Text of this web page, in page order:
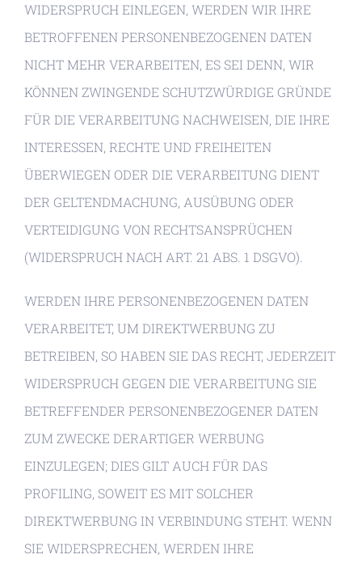
WIDERSPRUCH EINLEGEN, WERDEN WIR IHRE
BETROFFENEN PERSONENBEZOGENEN DATEN
NICHT MEHR VERARBEITEN, ES SEI DENN, WIR
KÖNNEN ZWINGENDE SCHUTZWÜRDIGE GRÜNDE
FÜR DIE VERARBEITUNG NACHWEISEN, DIE IHRE
INTERESSEN, RECHTE UND FREIHEITEN
ÜBERWIEGEN ODER DIE VERARBEITUNG DIENT
DER GELTENDMACHUNG, AUSÜBUNG ODER
VERTEIDIGUNG VON RECHTSANSPRÜCHEN
(WIDERSPRUCH NACH ART. 21 ABS. 1 DSGVO).
WERDEN IHRE PERSONENBEZOGENEN DATEN
VERARBEITET, UM DIREKTWERBUNG ZU
BETREIBEN, SO HABEN SIE DAS RECHT, JEDERZEIT
WIDERSPRUCH GEGEN DIE VERARBEITUNG SIE
BETREFFENDER PERSONENBEZOGENER DATEN
ZUM ZWECKE DERARTIGER WERBUNG
EINZULEGEN; DIES GILT AUCH FÜR DAS
PROFILING, SOWEIT ES MIT SOLCHER
DIREKTWERBUNG IN VERBINDUNG STEHT. WENN
SIE WIDERSPRECHEN, WERDEN IHRE